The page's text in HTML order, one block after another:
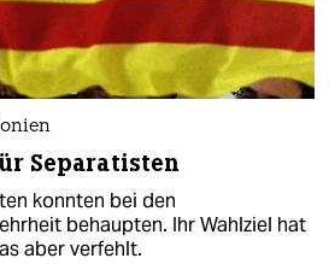
Separatisten
konnten bei den
behaupten. Ihr Wahlziel hat
aber verfehlt.